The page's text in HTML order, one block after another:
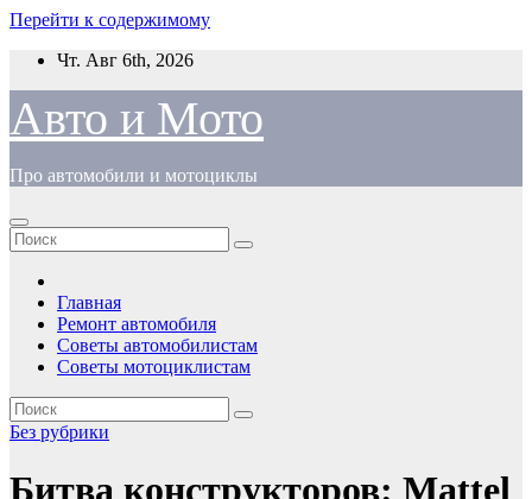
Перейти к содержимому
Чт. Авг 6th, 2026
Авто и Мото
Про автомобили и мотоциклы
Главная
Ремонт автомобиля
Советы автомобилистам
Советы мотоциклистам
Без рубрики
Битва конструкторов: Mattel